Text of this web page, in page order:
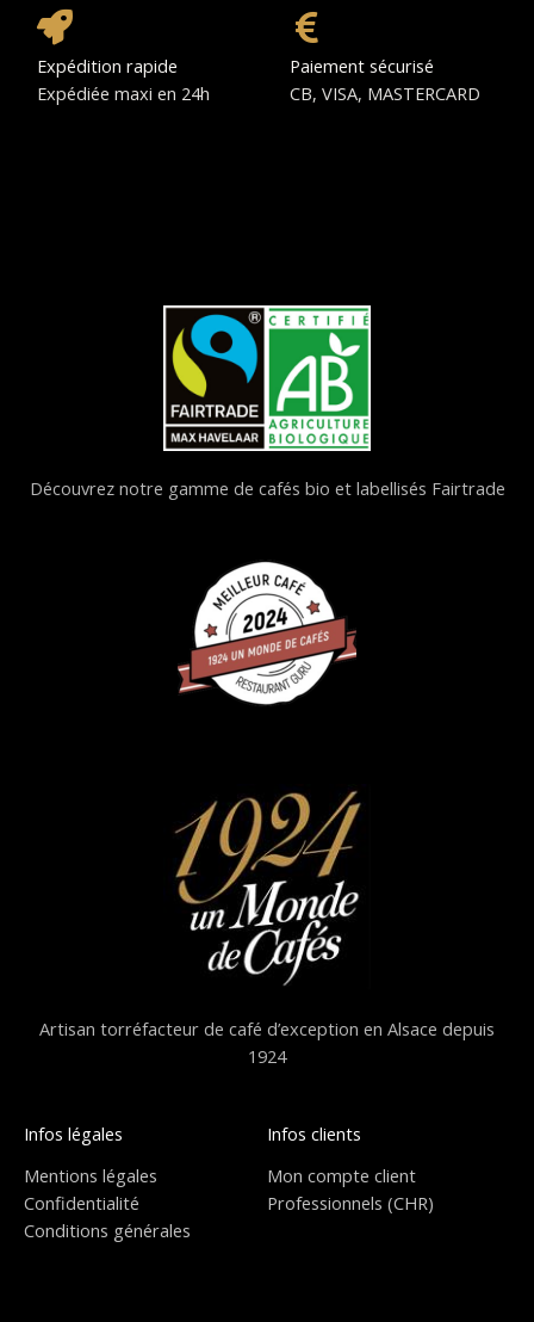
Expédition rapide
Expédiée maxi en 24h
Paiement sécurisé
CB, VISA, MASTERCARD
Découvrez notre gamme de cafés bio et labellisés Fairtrade
Artisan torréfacteur de café d’exception en Alsace depuis
1924
Infos légales
Mentions légales
Confidentialité
Conditions générales
Infos clients
Mon compte client
Professionnels (CHR)